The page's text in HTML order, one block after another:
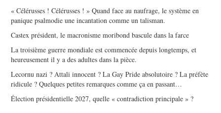
« Célérusses ! Célérusses ! » Quand face au naufrage, le système en
panique psalmodie une incantation comme un talisman.
Castex président, le macronisme moribond bascule dans la farce
La troisième guerre mondiale est commencée depuis longtemps, et
heureusement il y a des adultes dans la pièce.
Lecornu nazi ? Attali innocent ? La Gay Pride absolutoire ? La préfète
ridicule ? Quelques petites remarques comme ça en passant…
Élection présidentielle 2027, quelle « contradiction principale » ?